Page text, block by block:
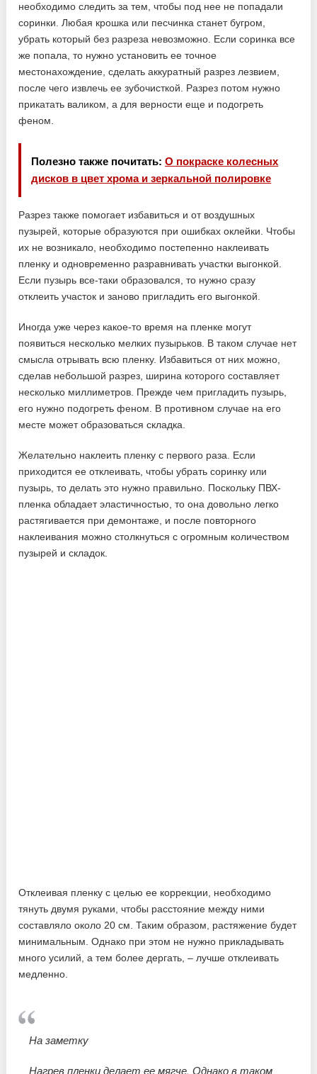
необходимо следить за тем, чтобы под нее не попадали
соринки. Любая крошка или песчинка станет бугром,
убрать который без разреза невозможно. Если соринка все
же попала, то нужно установить ее точное
местонахождение, сделать аккуратный разрез лезвием,
после чего извлечь ее зубочисткой. Разрез потом нужно
прикатать валиком, а для верности еще и подогреть
феном.
Полезно также почитать:О покраске колесных
дисков в цвет хрома и зеркальной полировке
Разрез также помогает избавиться и от воздушных
пузырей, которые образуются при ошибках оклейки. Чтобы
их не возникало, необходимо постепенно наклеивать
пленку и одновременно разравнивать участки выгонкой.
Если пузырь все-таки образовался, то нужно сразу
отклеить участок и заново пригладить его выгонкой.
Иногда уже через какое-то время на пленке могут
появиться несколько мелких пузырьков. В таком случае нет
смысла отрывать всю пленку. Избавиться от них можно,
сделав небольшой разрез, ширина которого составляет
несколько миллиметров. Прежде чем пригладить пузырь,
его нужно подогреть феном. В противном случае на его
месте может образоваться складка.
Желательно наклеить пленку с первого раза. Если
приходится ее отклеивать, чтобы убрать соринку или
пузырь, то делать это нужно правильно. Поскольку ПВХ-
пленка обладает эластичностью, то она довольно легко
растягивается при демонтаже, и после повторного
наклеивания можно столкнуться с огромным количеством
пузырей и складок.
Отклеивая пленку с целью ее коррекции, необходимо
тянуть двумя руками, чтобы расстояние между ними
составляло около 20 см. Таким образом, растяжение будет
минимальным. Однако при этом не нужно прикладывать
много усилий, а тем более дергать, – лучше отклеивать
медленно.
На заметку
Нагрев пленки делает ее мягче. Однако в таком